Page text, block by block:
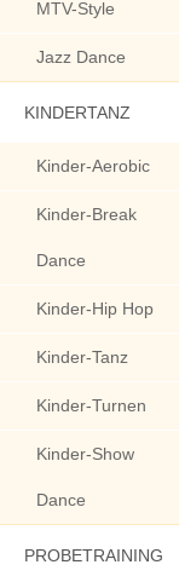
MTV-Style
Jazz Dance
KINDERTANZ
Kinder-Aerobic
Kinder-Break
Dance
Kinder-Hip Hop
Kinder-Tanz
Kinder-Turnen
Kinder-Show
Dance
PROBETRAINING